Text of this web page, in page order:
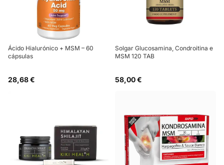
Ácido Hialurónico + MSM – 60
cápsulas
28,68 €
Solgar Glucosamina, Condroitina e
MSM 120 TAB
58,00 €